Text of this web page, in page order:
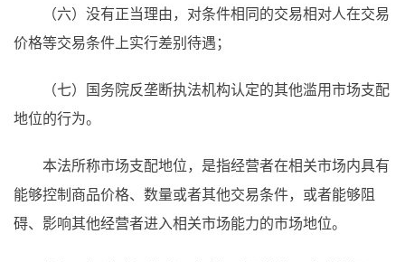
（六）没有正当理由，对条件相同的交易相对人在交易
价格等交易条件上实行差别待遇；
（七）国务院反垄断执法机构认定的其他滥用市场支配
地位的行为。
本法所称市场支配地位，是指经营者在相关市场内具有
能够控制商品价格、数量或者其他交易条件，或者能够阻
碍、影响其他经营者进入相关市场能力的市场地位。